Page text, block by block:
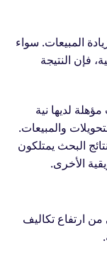
المبيعات. سواء
فإن النتيجة
لديها نية
والمبيعات.
البحث يمتلكون
الأخرى.
من ارتفاع تكاليف